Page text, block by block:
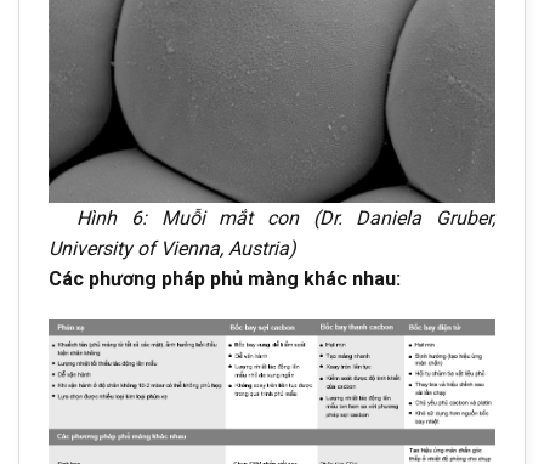
Hình 6: Muỗi mắt con (Dr. Daniela Gruber,
University of Vienna, Austria)
Các phương pháp phủ màng khác nhau: